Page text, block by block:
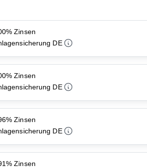
Zinsen
DE
Zinsen
DE
Zinsen
DE
Zinsen